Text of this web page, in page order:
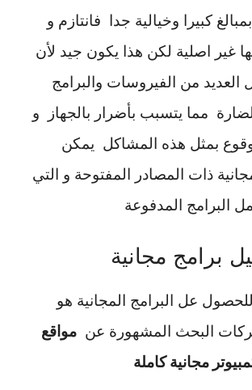
كبيرا وخيالية جدا فانتازم و
غير اصلية لكن هذا يكون جيد لأن
العديد من الفيروسات والبرامج
مما يتسبب بأضرار بالجهاز و
بمثل هذه المشاكل يمكن
ذات المصادر المفتوحة و التي
البرامج المدفوعة
برامج مجانية
عل البرامج المجانية هو
البحث المشهورة عن مواقع
مجانية كاملة